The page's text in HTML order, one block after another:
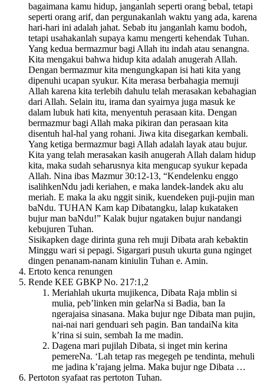
bagaimana kamu hidup, janganlah seperti orang bebal, tetapi
seperti orang arif, dan pergunakanlah waktu yang ada, karena
hari-hari ini adalah jahat. Sebab itu janganlah kamu bodoh,
tetapi usahakanlah supaya kamu mengerti kehendak Tuhan.
Yang kedua bermazmur bagi Allah itu indah atau senangna.
Kita mengakui bahwa hidup kita adalah anugerah Allah.
Dengan bermazmur kita mengungkapan isi hati kita yang
dipenuhi ucapan syukur. Kita merasa berbahagia memuji
Allah karena kita terlebih dahulu telah merasakan kebahagian
dari Allah. Selain itu, irama dan syairnya juga masuk ke
dalam lubuk hati kita, menyentuh perasaan kita. Dengan
bermazmur bagi Allah maka pikiran dan perasaan kita
disentuh hal-hal yang rohani. Jiwa kita disegarkan kembali.
Yang ketiga bermazmur bagi Allah adalah layak atau bujur.
Kita yang telah merasakan kasih anugerah Allah dalam hidup
kita, maka sudah seharusnya kita mengucap syukur kepada
Allah. Nina ibas Mazmur 30:12-13, “Kendelenku enggo
isalihkenNdu jadi keriahen, e maka landek-landek aku alu
meriah. E maka la aku nggit sinik, kuendeken puji-pujin man
baNdu. TUHAN Kam kap Dibatangku, lalap kukataken
bujur man baNdu!” Kalak bujur ngataken bujur nandangi
kebujuren Tuhan.
Sisikapken dage dirinta guna reh muji Dibata arah kebaktin
Minggu wari si pepagi. Sigargari pusuh ukurta guna nginget
dingen penanam-nanam kiniulin Tuhan e. Amin.
Ertoto kenca renungen
Rende KEE GBKP No. 217:1,2
Meriahlah ukurta mujikenca, Dibata Raja mblin si
mulia, peb’linken min gelarNa si Badia, ban Ia
ngerajaisa sinasana. Maka bujur nge Dibata man pujin,
nai-nai nari genduari seh pagin. Ban tandaiNa kita
k’rina si suin, sembah Ia me madin.
Dagena mari pujilah Dibata, si inget min kerina
pemereNa. ‘Lah tetap ras megegeh pe tendinta, mehuli
me jadina k’rajang jelma. Maka bujur nge Dibata …
Pertoton syafaat ras pertoton Tuhan.